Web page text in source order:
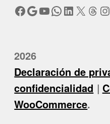
Facebook
Google
YouTube
WhatsApp
LinkedIn
X
2026
Declaración de
confidencialidad
WooCommerce.